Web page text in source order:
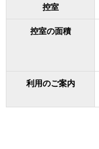
控室
控室の面積
利用のご案内